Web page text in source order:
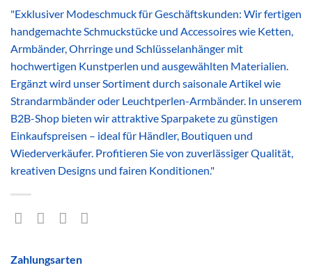
"Exklusiver Modeschmuck für Geschäftskunden: Wir fertigen
handgemachte Schmuckstücke und Accessoires wie Ketten,
Armbänder, Ohrringe und Schlüsselanhänger mit
hochwertigen Kunstperlen und ausgewählten Materialien.
Ergänzt wird unser Sortiment durch saisonale Artikel wie
Strandarmbänder oder Leuchtperlen-Armbänder. In unserem
B2B-Shop bieten wir attraktive Sparpakete zu günstigen
Einkaufspreisen – ideal für Händler, Boutiquen und
Wiederverkäufer. Profitieren Sie von zuverlässiger Qualität,
kreativen Designs und fairen Konditionen."
Zahlungsarten